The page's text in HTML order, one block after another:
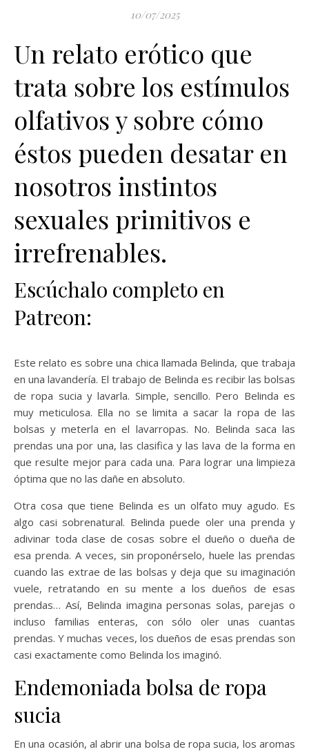
10/07/2025
Un relato erótico que
trata sobre los estímulos
olfativos y sobre cómo
éstos pueden desatar en
nosotros instintos
sexuales primitivos e
irrefrenables.
Escúchalo completo en
Patreon:
Este relato es sobre una chica llamada Belinda, que trabaja
en una lavandería. El trabajo de Belinda es recibir las bolsas
de ropa sucia y lavarla. Simple, sencillo. Pero Belinda es
muy meticulosa. Ella no se limita a sacar la ropa de las
bolsas y meterla en el lavarropas. No. Belinda saca las
prendas una por una, las clasifica y las lava de la forma en
que resulte mejor para cada una. Para lograr una limpieza
óptima que no las dañe en absoluto.
Otra cosa que tiene Belinda es un olfato muy agudo. Es
algo casi sobrenatural. Belinda puede oler una prenda y
adivinar toda clase de cosas sobre el dueño o dueña de
esa prenda. A veces, sin proponérselo, huele las prendas
cuando las extrae de las bolsas y deja que su imaginación
vuele, retratando en su mente a los dueños de esas
prendas… Así, Belinda imagina personas solas, parejas o
incluso familias enteras, con sólo oler unas cuantas
prendas. Y muchas veces, los dueños de esas prendas son
casi exactamente como Belinda los imaginó.
Endemoniada bolsa de ropa
sucia
En una ocasión, al abrir una bolsa de ropa sucia, los aromas